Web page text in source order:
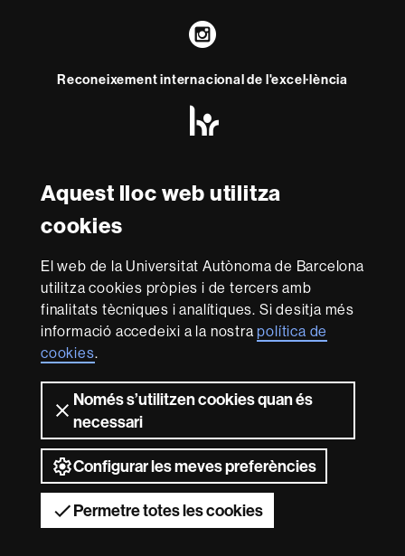
Aquest lloc web utilitza
cookies
El web de la Universitat Autònoma de Barcelona
utilitza cookies pròpies i de tercers amb
finalitats tècniques i analítiques. Si desitja més
informació accedeixi a la nostrapolítica de
cookies.
Només s’utilitzen cookies quan és
necessari
Configurar les meves preferències
Permetre totes les cookies
Instagram
Reconeixement internacional de l'excel·lència
-
Euraxess
Amb el finançament de
Sobre
aquest
web
Avís legal Protecció de dades Sobre el
web
Accessibilitat web Mapa del web UAB
docència de qualitat, diversificada, multidisciplinària i
flexible, ajustada a les necessitats de la societat i
adaptada als nous models de l'Europa del coneixement.
La UAB és reconeguda internacionalment per la qualitat i
el caràcter innovador de la seva recerca.
2026 Universitat Autònoma de Barcelona